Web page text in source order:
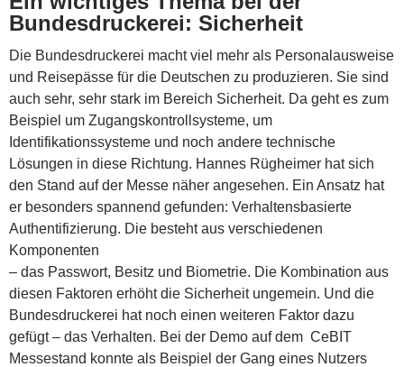
Bundesdruckerei: Sicherheit
Die Bundesdruckerei macht viel mehr als Personalausweise
und Reisepässe für die Deutschen zu produzieren. Sie sind
auch sehr, sehr stark im Bereich Sicherheit. Da geht es zum
Beispiel um Zugangskontrollsysteme, um
Identifikationssysteme und noch andere technische
Lösungen in diese Richtung. Hannes Rügheimer hat sich
den Stand auf der Messe näher angesehen. Ein Ansatz hat
er besonders spannend gefunden: Verhaltensbasierte
Authentifizierung. Die besteht aus verschiedenen
Komponenten
– das Passwort, Besitz und Biometrie. Die Kombination aus
diesen Faktoren erhöht die Sicherheit ungemein. Und die
Bundesdruckerei hat noch einen weiteren Faktor dazu
gefügt – das Verhalten. Bei der Demo auf dem CeBIT
Messestand konnte als Beispiel der Gang eines Nutzers